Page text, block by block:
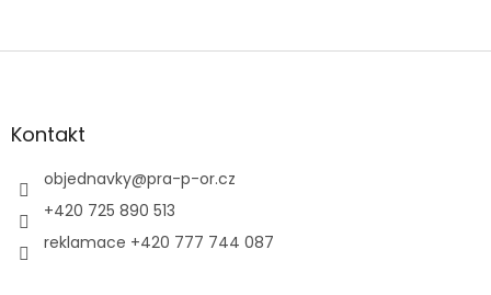
Z
aKontakt
objednavky@pra-p-or.cz
+420 725 890 513
reklamace +420 777 744 087